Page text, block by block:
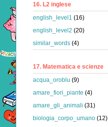
16. L2 inglese
english_level1 (16)
english_level2 (20)
similar_words (4)
17. Matematica e scienze
acqua_oroblu (9)
amare_fiori_piante (4)
amare_gli_animali (31)
biologia_corpo_umano (12)